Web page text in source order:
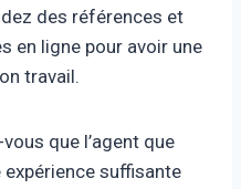
des références et
en ligne pour avoir une
travail.
que l’agent que
suffisante